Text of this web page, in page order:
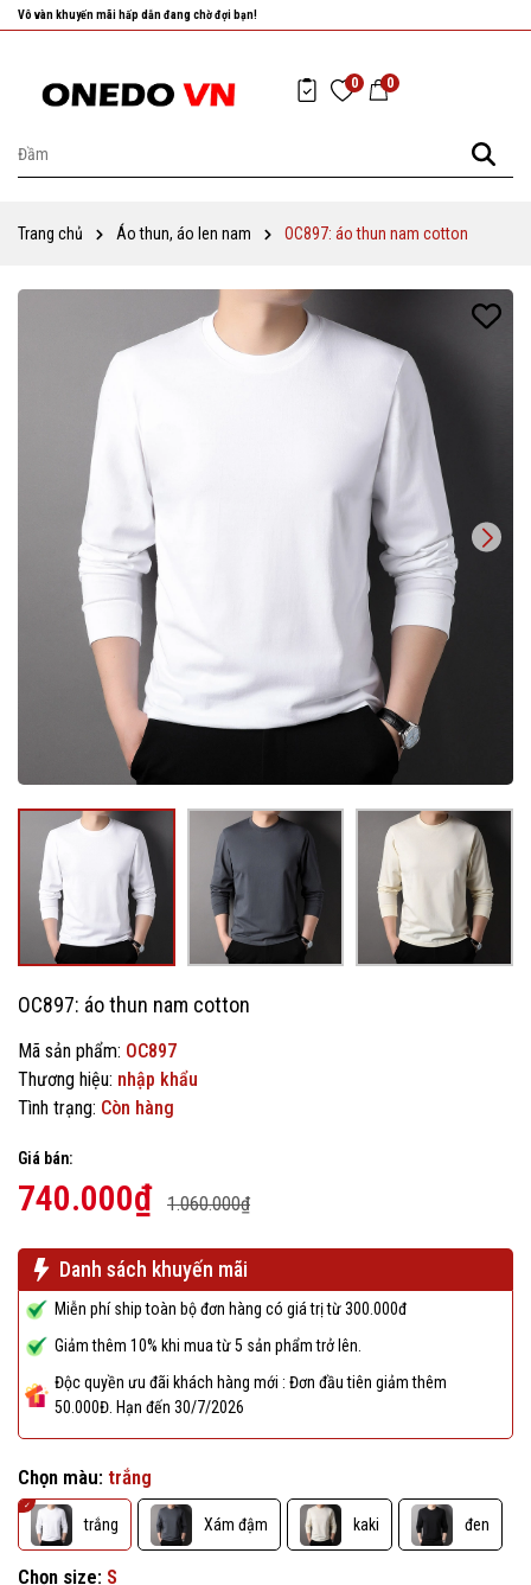
Nhanh tay chọn cho mình những sản phẩm ưng ý nhất!
0 0
Trang chủ Áo thun, áo len nam OC897: áo thun nam cotton
OC897: áo thun nam cotton
Mã sản phẩm: OC897
Thương hiệu: nhập khẩu
Tình trạng: Còn hàng
Giá bán:
740.000₫ 1.060.000₫
Danh sách khuyến mãi
Miễn phí ship toàn bộ đơn hàng có giá trị từ 300.000đ
Giảm thêm 10% khi mua từ 5 sản phẩm trở lên.
Độc quyền ưu đãi khách hàng mới : Đơn đầu tiên giảm thêm
50.000Đ. Hạn đến 30/7/2026
Chọn màu: trắng
trắng Xám đậm kaki đen
Chọn size: S